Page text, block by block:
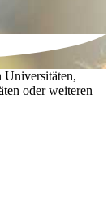
Universitäten,
oder weiteren